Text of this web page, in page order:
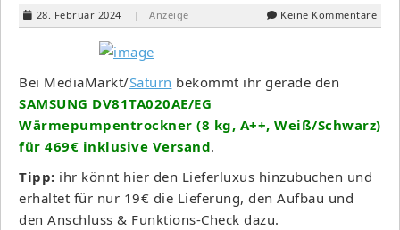
28. Februar 2024 | Anzeige Keine Kommentare
Bei MediaMarkt/Saturn bekommt ihr gerade den
SAMSUNG DV81TA020AE/EG
Wärmepumpentrockner (8 kg, A++, Weiß/Schwarz)
für 469€ inklusive Versand.
Tipp: ihr könnt hier den Lieferluxus hinzubuchen und
erhaltet für nur 19€ die Lieferung, den Aufbau und
den Anschluss & Funktions-Check dazu.